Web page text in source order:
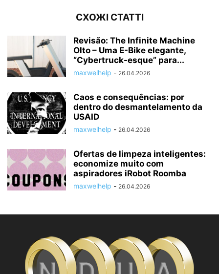
СХОЖІ СТАТТІ
Revisão: The Infinite Machine
Olto – Uma E-Bike elegante,
“Cybertruck-esque” para...
maxwelhelp - 26.04.2026
Caos e consequências: por
dentro do desmantelamento da
USAID
maxwelhelp - 26.04.2026
Ofertas de limpeza inteligentes:
economize muito com
aspiradores iRobot Roomba
maxwelhelp - 26.04.2026